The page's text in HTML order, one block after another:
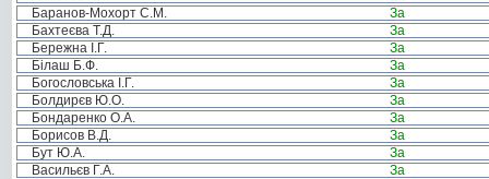
Баранов-Мохорт С.М.
За
Бахтеєва Т.Д.
За
Бережна І.Г.
За
Білаш Б.Ф.
За
Богословська І.Г.
За
Болдирєв Ю.О.
За
Бондаренко О.А.
За
Борисов В.Д.
За
Бут Ю.А.
За
Васильєв Г.А.
За